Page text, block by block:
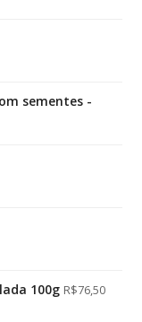
sementes -
100g R$76,50